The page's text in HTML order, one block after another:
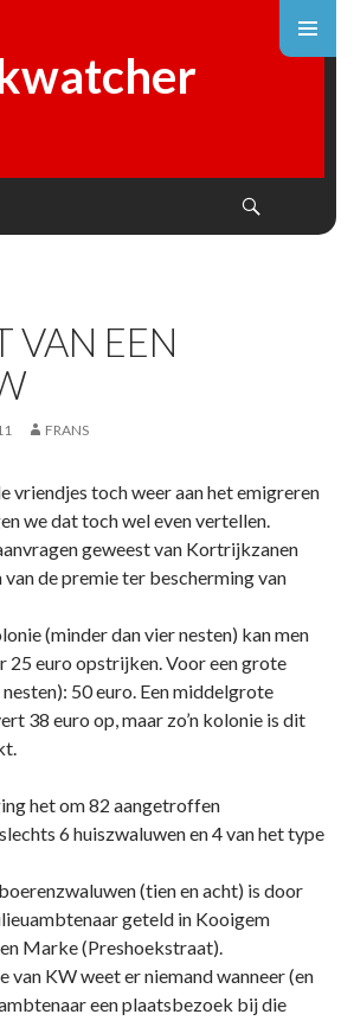
VAN EEN
FRANS
vriendjes toch weer aan het emigreren
we dat toch wel even vertellen.
geweest van Kortrijkzanen
de premie ter bescherming van
(minder dan vier nesten) kan men
25 euro opstrijken. Voor een grote
50 euro. Een middelgrote
38 euro op, maar zo’n kolonie is dit
het om 82 aangetroffen
6 huiszwaluwen en 4 van het type
(tien en acht) is door
geteld in Kooigem
Marke (Preshoekstraat).
van KW weet er niemand wanneer (en
een plaatsbezoek bij die